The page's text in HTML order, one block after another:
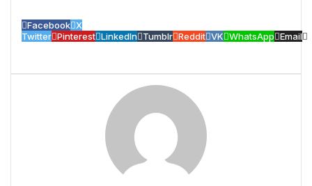
Facebook X
Twitter Pinterest LinkedIn Tumblr Reddit VK WhatsApp Email